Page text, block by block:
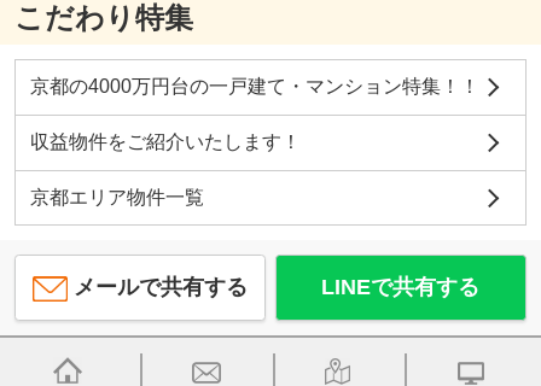
こだわり特集
京都の4000万円台の一戸建て・マンション特集！！
収益物件をご紹介いたします！
京都エリア物件一覧
メールで共有する LINEで共有する